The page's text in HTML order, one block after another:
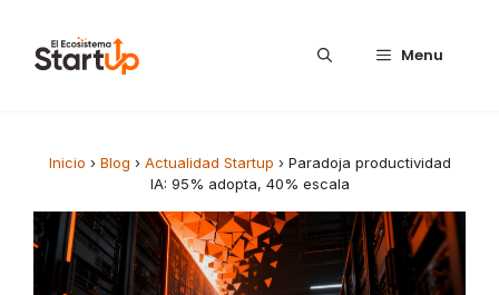
Menu
Inicio › Blog › Actualidad Startup › Paradoja productividad
IA: 95% adopta, 40% escala